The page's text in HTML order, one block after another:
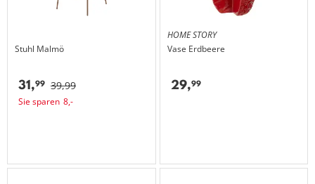
Stuhl Malmö
39,99
31,99
8,-
Sie sparen
HOME STORY
Vase Erdbeere
29,99